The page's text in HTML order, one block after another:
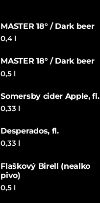
MASTER 18° / Dark beer
0,4 l
MASTER 18° / Dark beer
0,5 l
Somersby cider Apple, fl.
0,33 l
Desperados, fl.
0,33 l
Flaškový Birell (nealko
pivo)
0,5 l